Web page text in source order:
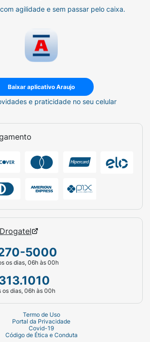
agilidade e sem passar pelo caixa.
Baixar aplicativo Araujo
e praticidade no seu celular
Drogatel
5000
os dias, 06h às 00h
os dias, 06h às 00h
Termo de Uso
Portal da Privacidade
Covid-19
Código de Ética e Conduta